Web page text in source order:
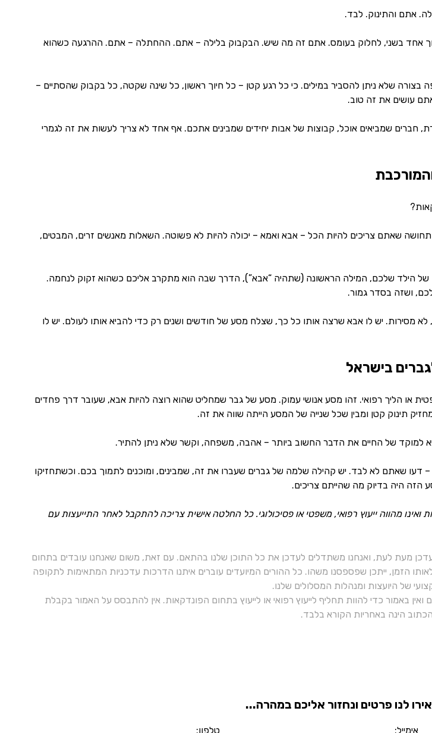
אתם והתינוק. לבד.
אחד בשני, לחלוק בעומס. אתם זה מה שיש. הבקבוק בלילה – אתם. ההחתלה – אתם. ההרגעה כשהוא
שלא ניתן להסביר במילים. כי כל רגע קטן – כל חיוך ראשון, כל שינה שקטה, כל בקבוק שהסתיים –
עושים את זה טוב.
חברים שמביאים אוכל, קבוצות של אבות יחידים שמבינים אתכם. אף אחד לא צריך לעשות את זה לגמרי
שאתם צריכים להיות הכל – אבא ואמא – יכולה להיות לא פשוטה. השאלות מאנשים זרים, המבטים,
של הילד שלכם, המילה הראשונה (שתהיה “אבא”), הדרך שבה הוא מתקרב אליכם כשהוא זקוק לנחמה.
ושזה בסדר גמור.
מסירות. יש לו אבא שרצה אותו כל כך, שצלח מסע של חודשים ושנים רק כדי להביא אותו לעולם. יש לו
בישראל
או הליך רפואי. זהו מסע אנושי עמוק. מסע של גבר שמחליט שהוא רוצה להיות אבא, שעובר דרך פחדים
תינוק קטן ומבין שכל שנייה של המסע הייתה שווה את זה.
למוקד של החיים את הדבר החשוב ביותר – אהבה, משפחה, וקשר שלא ניתן להתיר.
דעו שאתם לא לבד. יש קהילה שלמה של גברים שעברו את זה, שמבינים, ומוכנים לתמוך בכם. וכשתחזיקו
היה בדיוק מה שהייתם צריכים.
ואינו מהווה ייעוץ רפואי, משפטי או פסיכולוגי. כל החלטה אישית צריכה להתקבל לאחר התייעצות עם
מעת לעת, ואנחנו משתדלים לעדכן את כל התוכן שלנו בהתאם. עם זאת, משום שאנחנו עובדים בתחום
הזמן, ייתכן שפספסנו משהו. כל ההורים המיועדים עוברים איתנו הדרכות עדכניות המתאימות לתקופה
של היועצות ומנהלות המסלולים שלנו.
ואין באמור כדי להוות תחליף לייעוץ רפואי או לייעוץ בתחום הפונדקאות. אין להתבסס על האמור בקבלת
הינה באחריות הקורא בלבד.
לנו פרטים ונחזור אליכם במהרה...
אימייל: טלפון: